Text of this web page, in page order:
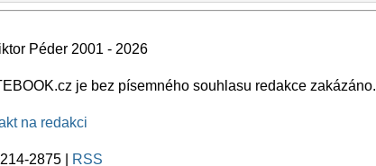
Péder 2001 - 2026
je bez písemného souhlasu redakce zakázáno.
na redakci
2875 | RSS